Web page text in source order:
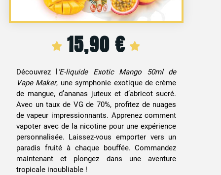
15,90€
Découvrez l ‘E-liquide Exotic Mango 50ml de
Vape Maker, une symphonie exotique de crème
de mangue, d’ananas juteux et d’abricot sucré.
Avec un taux de VG de 70%, profitez de nuages
de vapeur impressionnants. Apprenez comment
vapoter avec de la nicotine pour une expérience
personnalisée. Laissez-vous emporter vers un
paradis fruité à chaque bouffée. Commandez
maintenant et plongez dans une aventure
tropicale inoubliable !